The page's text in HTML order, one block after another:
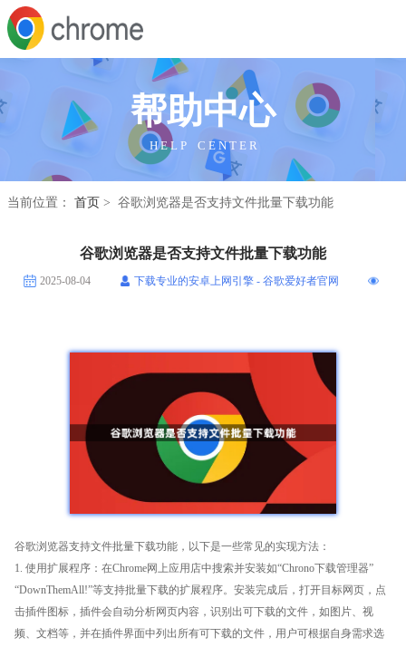
帮助中心
H E L P C E N T E R
当前位置： 首页 > 谷歌浏览器是否支持文件批量下载功能
谷歌浏览器是否支持文件批量下载功能
2025-08-04 下载专业的安卓上网引擎 - 谷歌爱好者官网
谷歌浏览器支持文件批量下载功能，以下是一些常见的实现方法：
1. 使用扩展程序：在Chrome网上应用店中搜索并安装如“Chrono下载管理器”
“DownThemAll!”等支持批量下载的扩展程序。安装完成后，打开目标网页，点
击插件图标，插件会自动分析网页内容，识别出可下载的文件，如图片、视
频、文档等，并在插件界面中列出所有可下载的文件，用户可根据自身需求选